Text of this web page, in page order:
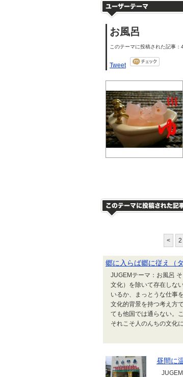
お風呂
このテーマに投稿された記事
Tweet
< 2
郷に入らば郷に従え（
JUGEMテーマ：お風呂
文化）を除いて存在しな
いるか、まっとうな仕事
文化的背景を持つ考え方
ても他国では通らない。
それこそ人のんちの文化
昼間に